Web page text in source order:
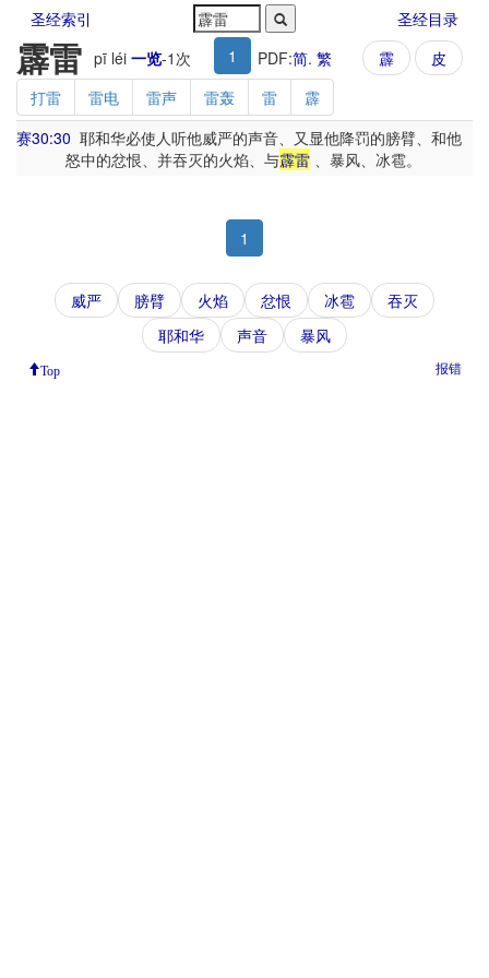
圣经索引 圣经目录
霹雷 pī léi 一览-1 次 1 PDF:简. 繁 霹
皮
打雷
雷电 雷声 雷轰 雷
霹
赛30:30 耶和华必使人听他威严的声音、又显他降罚的膀臂、和他
怒中的忿恨、并吞灭的火焰、与霹雷、暴风、冰雹。
1
威严 膀臂 火焰 忿恨 冰雹
吞灭
耶和华
声音 暴风
Top 报错